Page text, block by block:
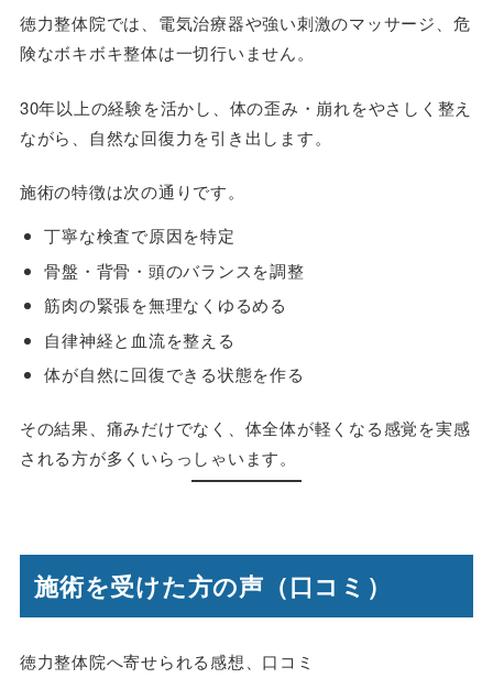
徳力整体院では、 電気治療器や強い刺激のマッサージ、危
険なボキボキ整体は一切行いません。
30年以上の経験を活かし、体の歪み・崩れをやさしく整え
ながら、自然な回復力を引き出します。
施術の特徴は次の通りです。
丁寧な検査で原因を特定
骨盤・背骨・頭のバランスを調整
筋肉の緊張を無理なくゆるめる
自律神経と血流を整える
体が自然に回復できる状態を作る
その結果、痛みだけでなく、体全体が軽くなる感覚を実感
される方が多くいらっしゃいます。
施術を受けた方の声（口コミ）
徳力整体院へ寄せられる感想、口コミ